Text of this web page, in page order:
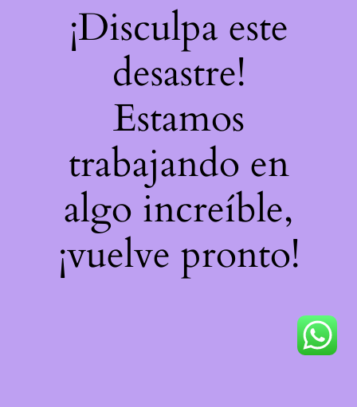
¡Disculpa este
desastre!
Estamos
trabajando en
algo increíble,
¡vuelve pronto!